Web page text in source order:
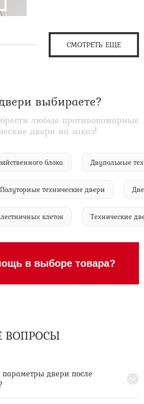
СМОТРЕТЬ ЕЩЕ
выбираете?
любые противопожарные
двери на заказ!
блока
технические двери
лестничных клеток
в выборе товара?
ВОПРОСЫ
двери после